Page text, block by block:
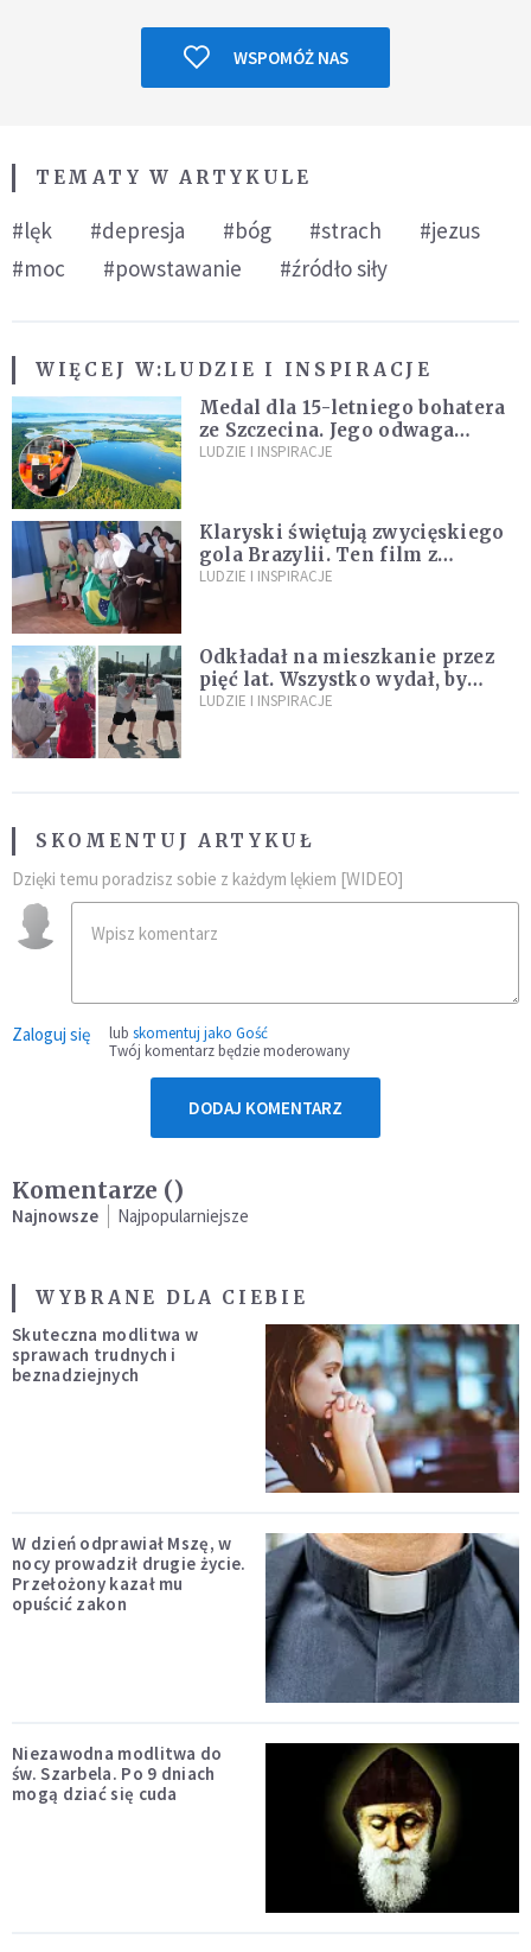
WSPOMÓŻ NAS
TEMATY W ARTYKULE
#lęk #depresja #bóg #strach
#jezus
#moc
#powstawanie #źródło siły
WIĘCEJ W:LUDZIE I INSPIRACJE
Medal dla 15-letniego bohatera
ze Szczecina. Jego odwaga
ocaliła ludzkie życie
LUDZIE I INSPIRACJE
Klaryski świętują zwycięskiego
gola Brazylii. Ten film z
zakonnicami obejrzały już
LUDZIE I INSPIRACJE
Odkładał na mieszkanie przez
pięć lat. Wszystko wydał, by
spełnić marzenie 80-letniego
LUDZIE I INSPIRACJE
SKOMENTUJ ARTYKUŁ
Dzięki temu poradzisz sobie z każdym lękiem [WIDEO]
Zaloguj się lub skomentuj jako Gość
Twój komentarz będzie moderowany
DODAJ KOMENTARZ
Komentarze ()
Najnowsze Najpopularniejsze
WYBRANE DLA CIEBIE
Skuteczna modlitwa w
sprawach trudnych i
beznadziejnych
W dzień odprawiał Mszę, w
nocy prowadził drugie życie.
Przełożony kazał mu
opuścić zakon
Niezawodna modlitwa do
św. Szarbela. Po 9 dniach
mogą dziać się cuda